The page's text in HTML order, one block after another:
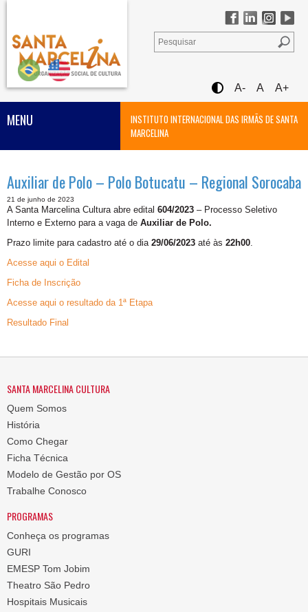
A- A A+
INSTITUTO INTERNACIONAL DAS IRMÃS DE SANTA
MARCELINA
MENU
Auxiliar de Polo – Polo Botucatu – Regional Sorocaba
21 de junho de 2023
A Santa Marcelina Cultura abre edital 604/2023 – Processo Seletivo
Interno e Externo para a vaga de Auxiliar de Polo.
Prazo limite para cadastro até o dia29/06/2023 até às 22h00.
Acesse aqui o Edital
Ficha de Inscrição
Acesse aqui o resultado da 1ª Etapa
Resultado Final
SANTA MARCELINA CULTURA
Quem Somos
História
Como Chegar
Ficha Técnica
Modelo de Gestão por OS
Trabalhe Conosco
PROGRAMAS
Conheça os programas
GURI
EMESP Tom Jobim
Theatro São Pedro
Hospitais Musicais